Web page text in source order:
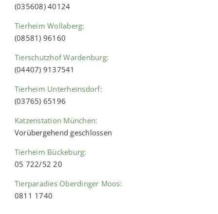
(035608) 40124
Tierheim Wollaberg:
(08581) 96160
Tierschutzhof Wardenburg:
(04407) 9137541
Tierheim Unterheinsdorf:
(03765) 65196
Katzenstation München:
Vorübergehend geschlossen
Tierheim Bückeburg:
05 722/52 20
Tierparadies Oberdinger Moos:
0811 1740